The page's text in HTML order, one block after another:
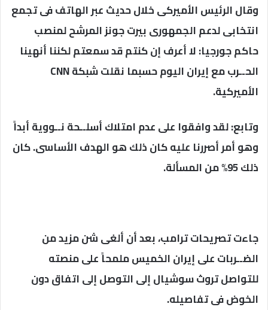
وقال الرئيس الأميركى خلال حديث عبر الهاتف فى تجمع
انتخابى لدعم الجمهورى بيرت جونز المرشح لمنصب
حاكم جورجيا: لا أعرف إن كنتم قد سمعتم لكننا أنهينا
الحــرب مع إيران اليوم حسبما نقلت شبكة CNN
الأميركية.
وتابع: لقد وافقوا على عدم امتلاك أسلــحة نــووية أبداً
وهو أمر أصررنا عليه كان ذلك هو الهدف الأساسى. كان
ذلك 95% من المسألة.
جاءت تصريحات ترامب، بعد أن ألغى شن مزيد من
الضــربات على إيران الخميس ملمحاً على منصته
للتواصل تروث سوشيال إلى التوصل إلى اتفاق دون
الخوض فى تفاصيله.